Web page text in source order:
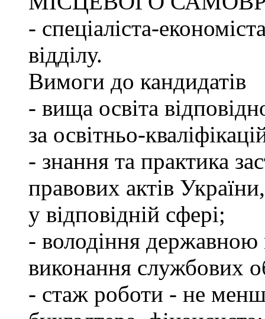
- спеціаліста-
відділу.
Вимоги до кандидатів
- вища освіта
за освітньо-
- знання та практика
правових актів
у відповідній сфері;
- володіння державною
виконання службових
- стаж роботи - не